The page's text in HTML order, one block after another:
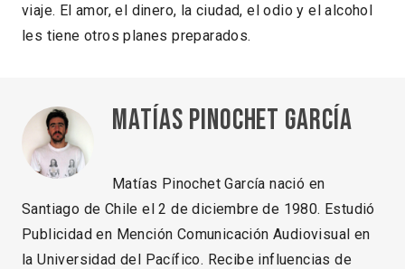
viaje. El amor, el dinero, la ciudad, el odio y el alcohol
les tiene otros planes preparados.
Matías Pinochet García
Matías Pinochet García nació en
Santiago de Chile el 2 de diciembre de 1980. Estudió
Publicidad en Mención Comunicación Audiovisual en
la Universidad del Pacífico. Recibe influencias de